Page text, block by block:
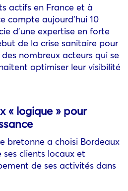
actifs en France et à
compte aujourd’hui 10
d’une expertise en forte
de la crise sanitaire pour
nombreux acteurs qui se
optimiser leur visibilité
« logique » pour
bretonne a choisi Bordeaux
clients locaux et
de ses activités dans